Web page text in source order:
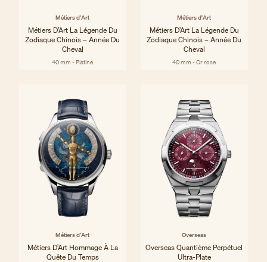
Métiers d'Art
Métiers D’Art La Légende Du
Zodiaque Chinois – Année Du
Cheval
40 mm - Platine
Métiers d'Art
Métiers D’Art La Légende Du
Zodiaque Chinois – Année Du
Cheval
40 mm - Or rose
Métiers d'Art
Métiers D’Art Hommage À La
Quête Du Temps
Overseas
Overseas Quantième Perpétuel
Ultra-Plate